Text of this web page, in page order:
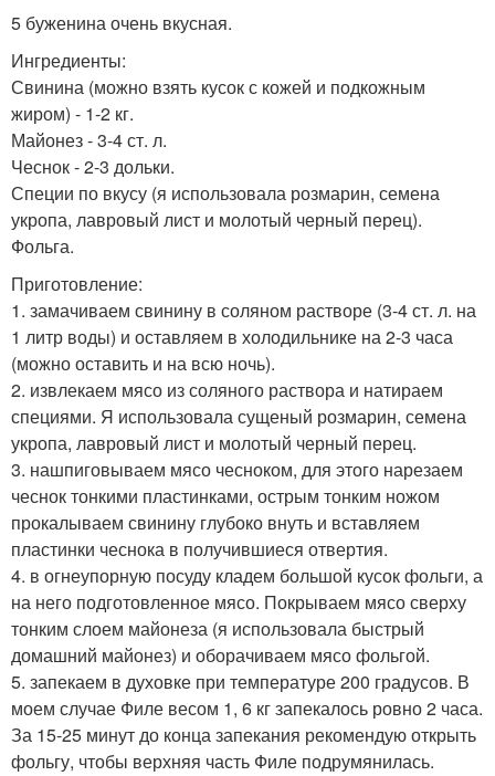
5 буженина очень вкусная.
Ингредиенты:
Свинина (можно взять кусок с кожей и подкожным
жиром) - 1-2 кг.
Майонез - 3-4 ст. л.
Чеснок - 2-3 дольки.
Специи по вкусу (я использовала розмарин, семена
укропа, лавровый лист и молотый черный перец).
Фольга.
Приготовление:
1. замачиваем свинину в соляном растворе (3-4 ст. л. на
1 литр воды) и оставляем в холодильнике на 2-3 часа
(можно оставить и на всю ночь).
2. извлекаем мясо из соляного раствора и натираем
специями. Я использовала сущеный розмарин, семена
укропа, лавровый лист и молотый черный перец.
3. нашпиговываем мясо чесноком, для этого нарезаем
чеснок тонкими пластинками, острым тонким ножом
прокалываем свинину глубоко внуть и вставляем
пластинки чеснока в получившиеся отвертия.
4. в огнеупорную посуду кладем большой кусок фольги, а
на него подготовленное мясо. Покрываем мясо сверху
тонким слоем майонеза (я использовала быстрый
домашний майонез) и оборачиваем мясо фольгой.
5. запекаем в духовке при температуре 200 градусов. В
моем случае Филе весом 1, 6 кг запекалось ровно 2 часа.
За 15-25 минут до конца запекания рекомендую открыть
фольгу, чтобы верхняя часть Филе подрумянилась.